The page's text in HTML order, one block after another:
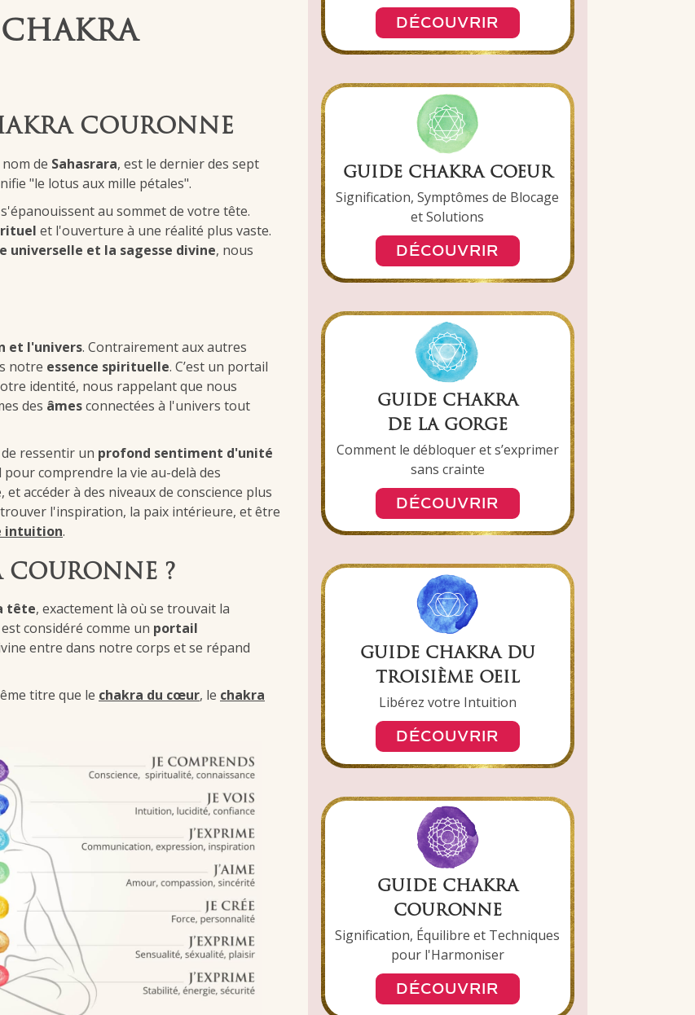
COURONNE
de Sahasrara, est le dernier des sept
"le lotus aux mille pétales".
au sommet de votre tête.
et l'ouverture à une réalité plus vaste.
universelle et la sagesse divine, nous
et l'univers. Contrairement aux autres
notre essence spirituelle. C’est un portail
identité, nous rappelant que nous
des âmesconnectées à l'univers tout
ressentir un profond sentiment d'unité
comprendre la vie au-delà des
accéder à des niveaux de conscience plus
l'inspiration, la paix intérieure, et être
intuition.
COURONNE ?
tête, exactement là où se trouvait la
considéré comme un portail
entre dans notre corps et se répand
titre que le chakra du cœur, le chakra
DÉCOUVRIR
GUIDE CHAKRA COEUR
Signification, Symptômes de Blocage
et Solutions
DÉCOUVRIR
GUIDE CHAKRA
DE LA GORGE
Comment le débloquer et s’exprimer
sans crainte
DÉCOUVRIR
GUIDE CHAKRA DU
TROISIÈME OEIL
Libérez votre Intuition
DÉCOUVRIR
GUIDE CHAKRA
COURONNE
Signification, Équilibre et Techniques
pour l'Harmoniser
DÉCOUVRIR